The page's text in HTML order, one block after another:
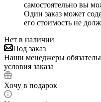
самостоятельно вы
Один заказ может
его стоимость не
Нет в наличии
Под заказ
Наши менеджеры
условия заказа
Хочу в подарок